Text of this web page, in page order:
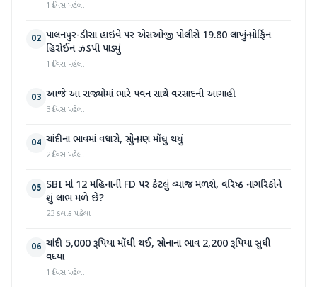
1 દિવસ પહેલા
02 પાલનપુર-ડીસા હાઇવે પર એસઓજી પોલીસે 19.80 લાખનું મોર્ફિન
હિરોઈન ઝડપી પાડ્યું
1 દિવસ પહેલા
03 આજે આ રાજ્યોમાં ભારે પવન સાથે વરસાદની આગાહી
3 દિવસ પહેલા
04 ચાંદીના ભાવમાં વધારો, સોનું પણ મોંઘુ થયું
2 દિવસ પહેલા
05 SBI માં 12 મહિનાની FD પર કેટલું વ્યાજ મળશે, વરિષ્ઠ નાગરિકોને
શું લાભ મળે છે?
23 કલાક પહેલા
06 ચાંદી 5,000 રૂપિયા મોંઘી થઈ, સોનાના ભાવ 2,200 રૂપિયા સુધી
વધ્યા
1 દિવસ પહેલા